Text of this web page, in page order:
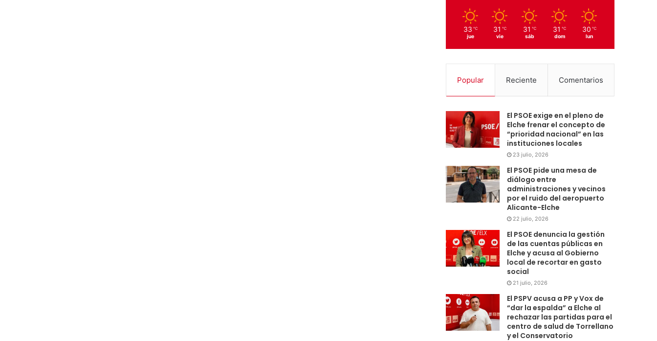
33 ℃
jue
31 ℃
vie
31 ℃
sáb
31 ℃
dom
30 ℃
lun
Popular Reciente Comentarios
El PSOE exige en el pleno de
Elche frenar el concepto de
“prioridad nacional” en las
instituciones locales
23 julio, 2026
El PSOE pide una mesa de
diálogo entre
administraciones y vecinos
por el ruido del aeropuerto
Alicante-Elche
22 julio, 2026
El PSOE denuncia la gestión
de las cuentas públicas en
Elche y acusa al Gobierno
local de recortar en gasto
social
21 julio, 2026
El PSPV acusa a PP y Vox de
“dar la espalda” a Elche al
rechazar las partidas para el
centro de salud de Torrellano
y el Conservatorio